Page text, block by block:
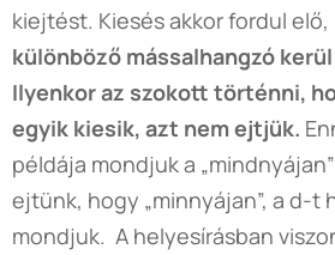
kiejtést. Kiesés akkor fordul elő,
különböző mássalhangzó
Ilyenkor az szokott történni,
egyik kiesik, azt nem ejtjük.
példája mondjuk a
ejtünk, hogy „minnyájan”, a d-t
mondjuk. A helyesírásban